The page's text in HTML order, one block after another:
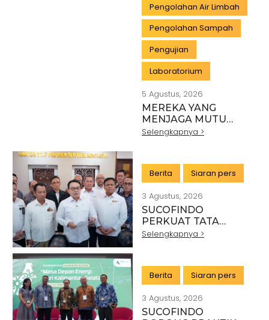
Pengolahan Air Limbah
Pengolahan Sampah
Pengujian
Laboratorium
5 Agustus, 2026
MEREKA YANG
MENJAGA MUTU
INDONESIA:
INDUSTRI
Selengkapnya >
Berita Siaran pers
3 Agustus, 2026
SUCOFINDO
PERKUAT TATA
KELOLA EKSPOR
DENGAN KSP DAN
DANANTARA
Selengkapnya >
Berita Siaran pers
3 Agustus, 2026
SUCOFINDO